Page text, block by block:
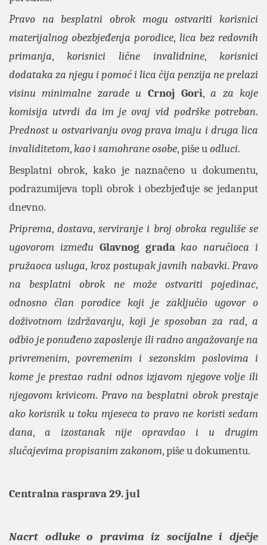
Pravo na besplatni obrok mogu ostvariti korisnici
materijalnog obezbjeđenja porodice, lica bez redovnih
primanja, korisnici lične invalidnine, korisnici
dodataka za njegu i pomoć i lica čija penzija ne prelazi
visinu minimalne zarade u Crnoj Gori,a za koje
komisija utvrdi da im je ovaj vid podrške potreban.
Prednost u ostvarivanju ovog prava imaju i druga lica
invaliditetom,kao i samohrane osobe, piše uodluci.
Besplatni obrok, kako je naznačeno u dokumentu,
podrazumijeva topli obrok i obezbjeđuje se jedanput
dnevno.
Priprema,dostava,serviranje i broj obroka reguliše se
ugovorom između Glavnog grada kao naručioca i
pružaoca usluga, kroz postupak javnih nabavki.Pravo
na besplatni obrok ne može ostvariti pojedinac,
odnosno član porodice koji je zaključio ugovor o
doživotnom izdržavanju, koji je sposoban za rad,a
odbio je ponuđeno zaposlenje ili radno angažovanje na
privremenim,povremenim i sezonskim poslovima i
kome je prestao radni odnos izjavom njegove volje ili
njegovom krivicom. Pravo na besplatni obrok prestaje
ako korisnik u toku mjeseca to pravo ne koristi sedam
dana, a izostanak nije opravdao i u drugim
slučajevima propisanim zakonom, piše u dokumentu.
Centralna rasprava 29. jul
Nacrt odluke o pravima iz socijalne i dječje